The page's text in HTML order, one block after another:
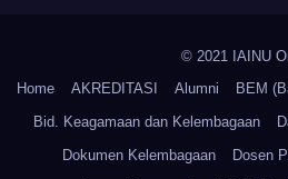
© 2021 IAINU
Home
AKREDITASI Alumni
BEM
Bid. Keagamaan dan Kelembagaan
Dokumen Kelembagaan
Dosen